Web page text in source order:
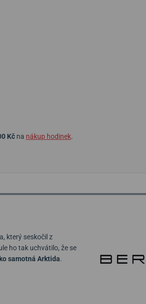
Kč na nákup hodinek.
který seskočil z
ho tak uchvátilo, že se
samotná Arktida.